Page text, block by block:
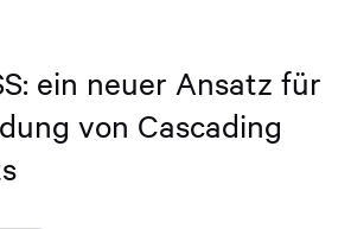
ein neuer Ansatz für
von Cascading